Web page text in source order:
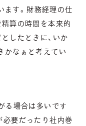
ます。財務経理の仕
算の時間を本来的
したときに、いか
かなぁと考えてい
る場合は多いです
必要だったり社内巻